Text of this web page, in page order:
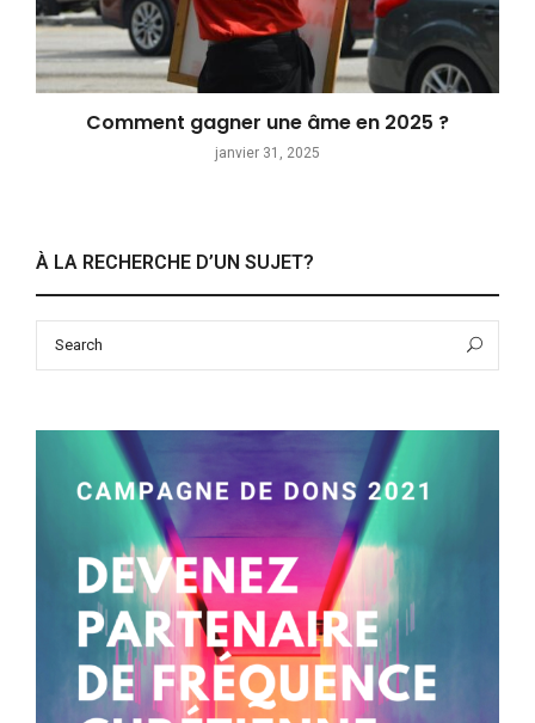
Comment gagner une âme en 2025 ?
janvier 31, 2025
À LA RECHERCHE D’UN SUJET?